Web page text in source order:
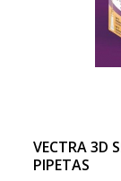
VECTRA 3D
PIPETAS